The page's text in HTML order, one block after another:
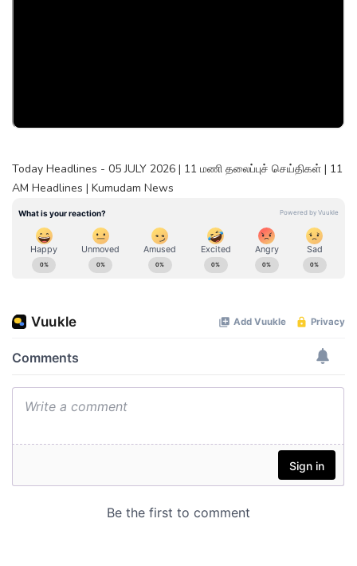
Today Headlines - 05 JULY 2026 | 11 மணி தலைப்புச் செய்திகள் | 11
AM Headlines | Kumudam News